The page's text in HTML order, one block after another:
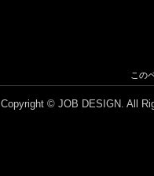
この
Copyright © JOB DESIGN. All